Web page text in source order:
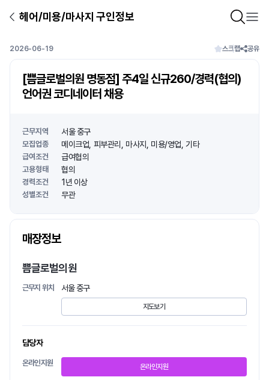
헤어/미용/마사지 구인정보
2026-06-19 스크랩 공유
[쁨글로벌의원 명동점] 주4일 신규260/경력(협의)
언어권 코디네이터 채용
근무지역 서울 중구
모집업종 메이크업 피부관리 마사지 미용/영업 기타
급여조건 급여협의
고용형태 협의
경력조건 1년 이상
성별조건 무관
매장정보
쁨글로벌의원
근무지 위치 서울 중구
지도보기
담당자
온라인지원 온라인지원